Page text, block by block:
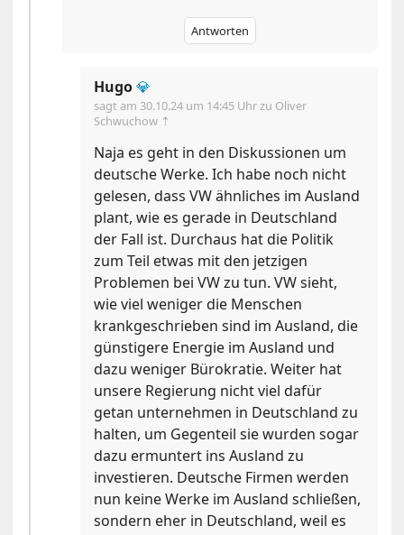
Antworten
Hugo💎
sagt am 30.10.24 um 14:45 Uhrzu Oliver
Schwuchow ⇡
Naja es geht in den Diskussionen um
deutsche Werke. Ich habe noch nicht
gelesen, dass VW ähnliches im Ausland
plant, wie es gerade in Deutschland
der Fall ist. Durchaus hat die Politik
zum Teil etwas mit den jetzigen
Problemen bei VW zu tun. VW sieht,
wie viel weniger die Menschen
krankgeschrieben sind im Ausland, die
günstigere Energie im Ausland und
dazu weniger Bürokratie. Weiter hat
unsere Regierung nicht viel dafür
getan unternehmen in Deutschland zu
halten, um Gegenteil sie wurden sogar
dazu ermuntert ins Ausland zu
investieren. Deutsche Firmen werden
nun keine Werke im Ausland schließen,
sondern eher in Deutschland, weil es